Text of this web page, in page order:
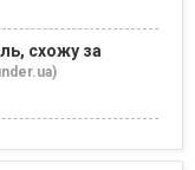
схожу за